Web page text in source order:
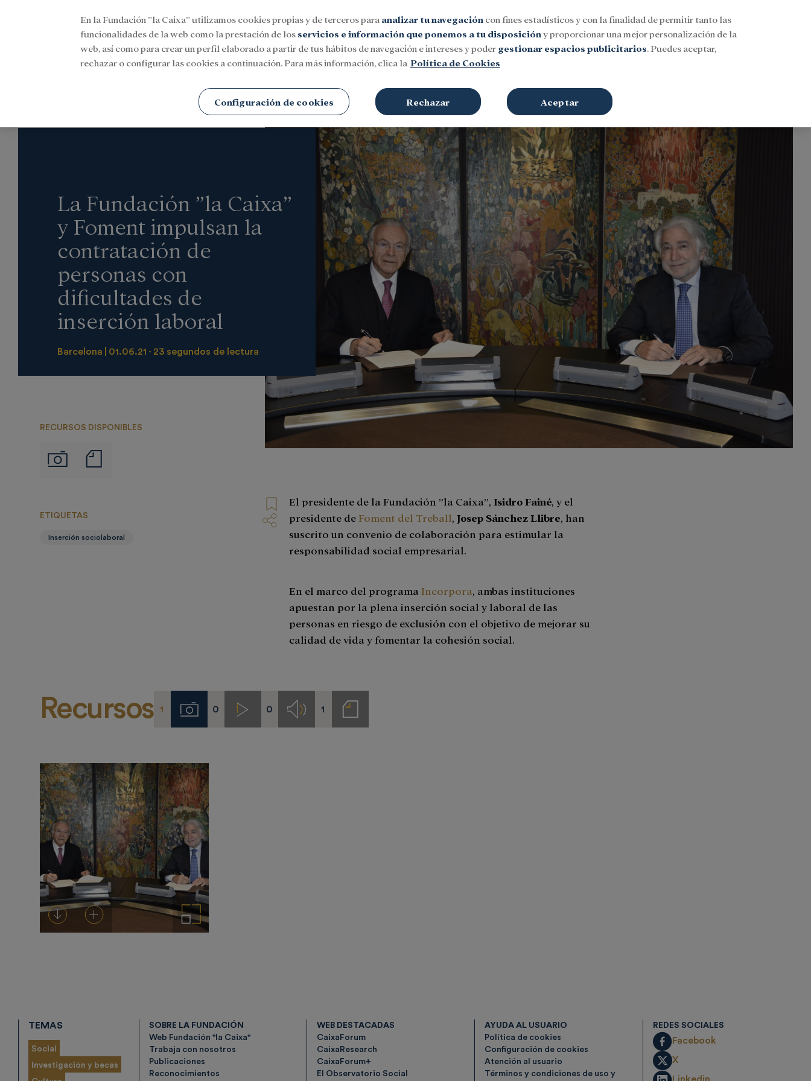
Iniciar sesión Buscar
SocialInvestigación y becasCultura
La Fundación ”la Caixa”
y Foment impulsan la
contratación de
personas con
dificultades de
inserción laboral
Barcelona 01.06.21 23 segundos de lectura
RECURSOS DISPONIBLES
Imágenes
de
El presidente de la Fundación ”la Caixa”,Isidro Fainé , y el
presidente de Foment del Treball ,Josep Sánchez Llibre , han
suscrito un convenio de colaboración para estimular la
responsabilidad social empresarial.
En el marco del programa Incorpora , ambas instituciones
apuestan por la plena inserción social y laboral de las
personas en riesgo de exclusión con el objetivo de mejorar su
calidad de vida y fomentar la cohesión social.
ETIQUETAS
Inserción sociolaboral
Recursos 1 Imágenes
0 Videos0 Audios
1
Notas
de
DescargarAñadir al carrito Ampliar imagen
TEMAS
Social
Investigación y becas
SOBRE LA FUNDACIÓN
Web Fundación "la Caixa"
Trabaja con nosotros
Publicaciones
Reconocimientos
WEB DESTACADAS
CaixaForum
CaixaResearch
CaixaForum+
El Observatorio Social
AYUDA AL USUARIO
Política de cookies
Configuración de cookies
Atención al usuario
Términos y condiciones de uso y
REDES SOCIALES
Facebook
X
En la Fundación ”la Caixa” utilizamos cookies propias y de terceros para analizar tu navegación con fines estadísticos y con la finalidad de permitir tanto las
funcionalidades de la web como la prestación de los servicios e información que ponemos a tu disposición y proporcionar una mejor personalización de la
web, así como para crear un perfil elaborado a partir de tus hábitos de navegación e intereses y poder gestionar espacios publicitarios. Puedes aceptar,
rechazar o configurar las cookies a continuación. Para más información, clica la Política de Cookies
Configuración de cookies Rechazar Aceptar